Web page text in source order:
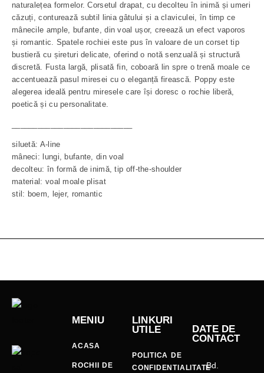
naturalețea formelor. Corsetul drapat, cu decolteu în inimă și umeri
căzuți, conturează subtil linia gâtului și a claviculei, în timp ce
mânecile ample, bufante, din voal ușor, creează un efect vaporos
și romantic. Spatele rochiei este pus în valoare de un corset tip
bustieră cu șireturi delicate, oferind o notă senzuală și structură
discretă. Fusta largă, plisată fin, coboară lin spre o trenă moale ce
accentuează pasul miresei cu o eleganță firească. Poppy este
alegerea ideală pentru miresele care își doresc o rochie liberă,
poetică și cu personalitate.
siluetă: A-line
mâneci: lungi, bufante, din voal
decolteu: în formă de inimă, tip off-the-shoulder
material: voal moale plisat
stil: boem, lejer, romantic
MENIU
ACASA
ROCHII DE
LINKURI
UTILE
POLITICA DE
CONFIDENTIALITATE
DATE DE
CONTACT
Bd.